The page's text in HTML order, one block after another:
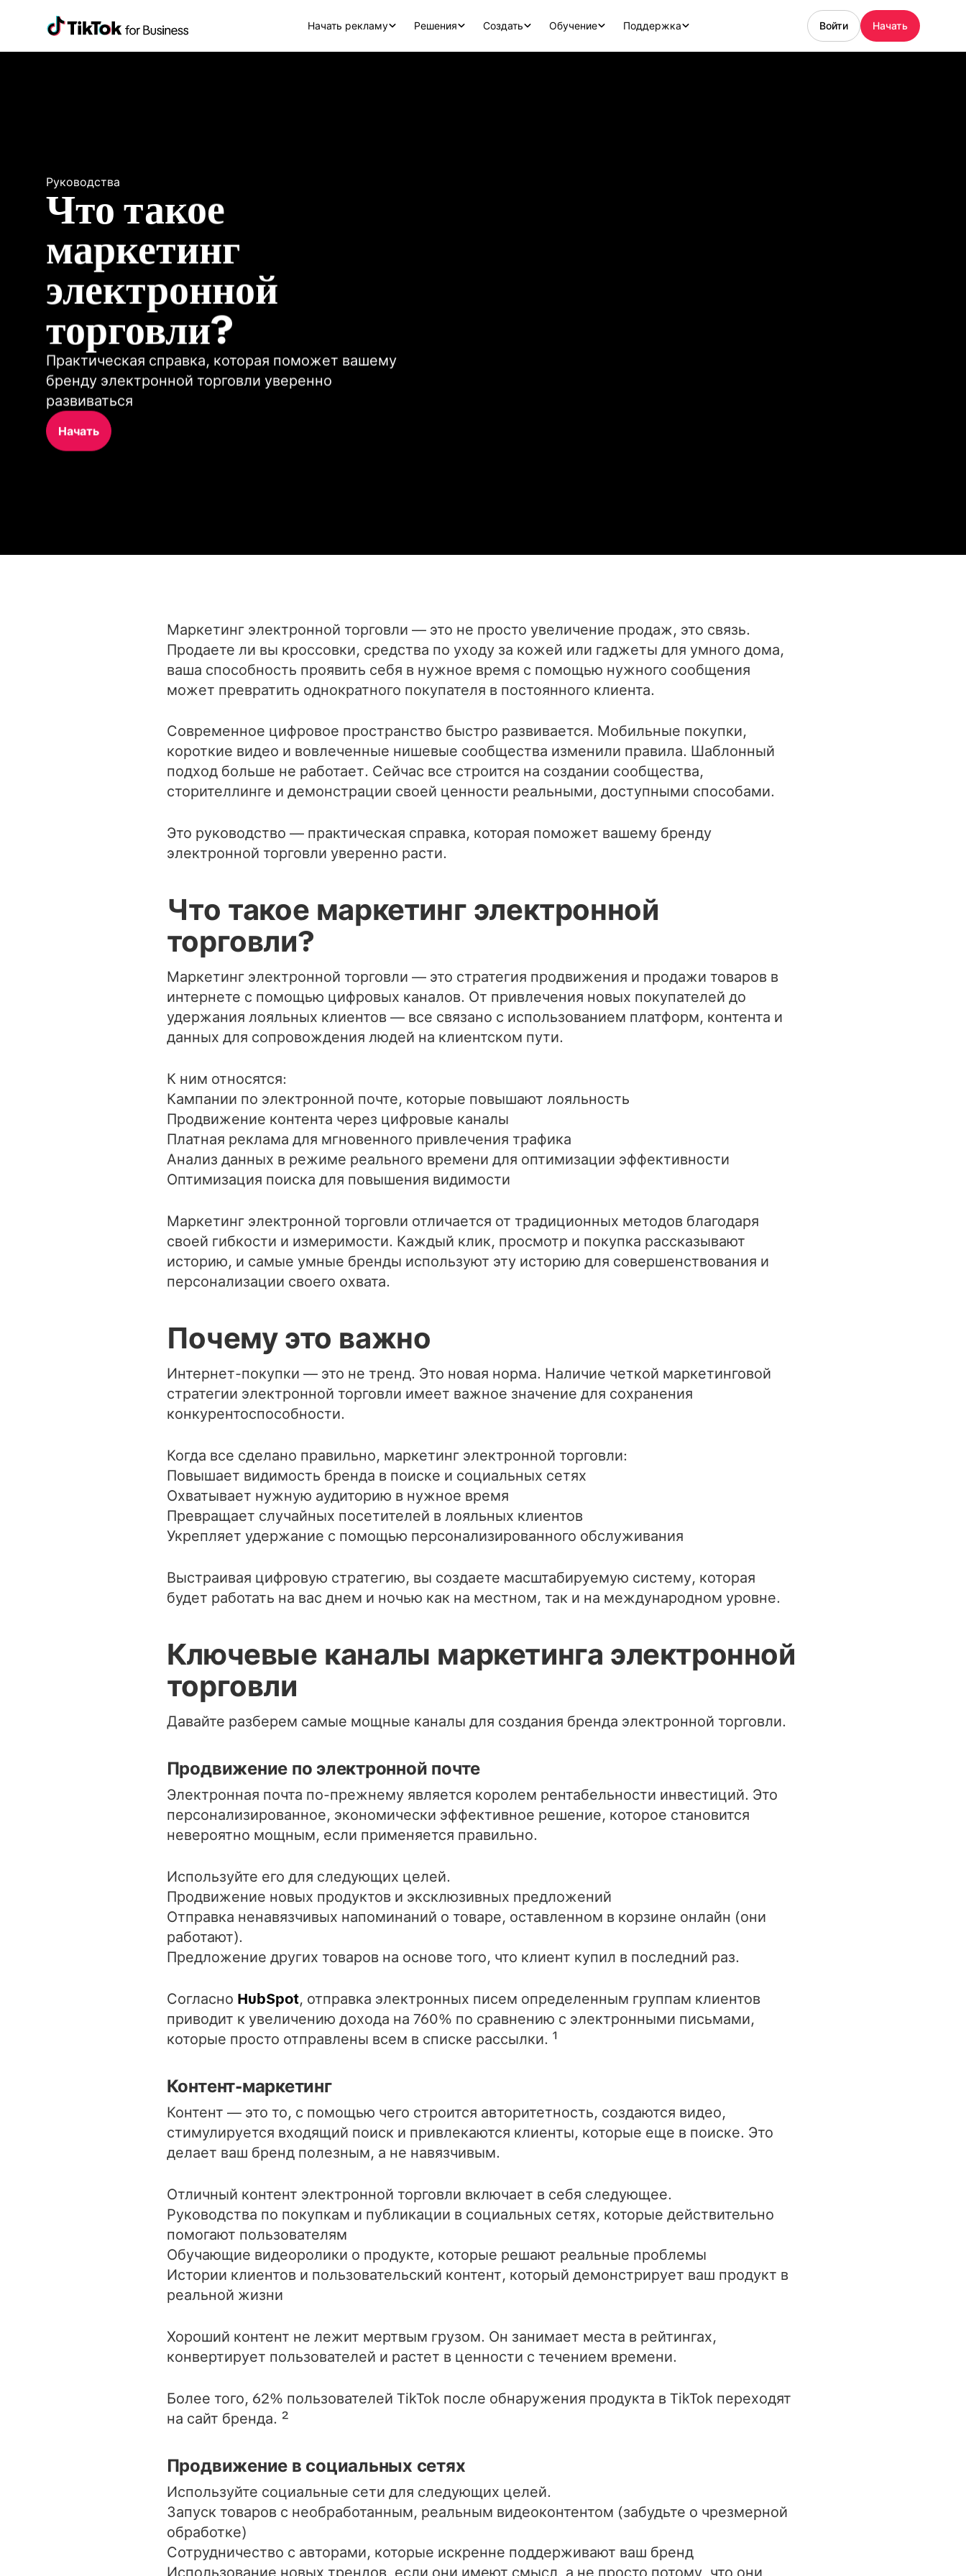
Начать рекламу Решения Создать Обучение Поддержка Войти Начать
Руководства
Что такое
маркетинг
электронной
торговли?
Практическая справка, которая поможет вашему
бренду электронной торговли уверенно
развиваться
Начать
Маркетинг электронной торговли — это не просто увеличение продаж, это связь.
Продаете ли вы кроссовки, средства по уходу за кожей или гаджеты для умного дома,
ваша способность проявить себя в нужное время с помощью нужного сообщения
может превратить однократного покупателя в постоянного клиента.
Современное цифровое пространство быстро развивается. Мобильные покупки,
короткие видео и вовлеченные нишевые сообщества изменили правила. Шаблонный
подход больше не работает. Сейчас все строится на создании сообщества,
сторителлинге и демонстрации своей ценности реальными, доступными способами.
Это руководство — практическая справка, которая поможет вашему бренду
электронной торговли уверенно расти.
Что такое маркетинг электронной
торговли?
Маркетинг электронной торговли — это стратегия продвижения и продажи товаров в
интернете с помощью цифровых каналов. От привлечения новых покупателей до
удержания лояльных клиентов — все связано с использованием платформ, контента и
данных для сопровождения людей на клиентском пути.
К ним относятся:
Кампании по электронной почте, которые повышают лояльность
Продвижение контента через цифровые каналы
Платная реклама для мгновенного привлечения трафика
Анализ данных в режиме реального времени для оптимизации эффективности
Оптимизация поиска для повышения видимости
Маркетинг электронной торговли отличается от традиционных методов благодаря
своей гибкости и измеримости. Каждый клик, просмотр и покупка рассказывают
историю, и самые умные бренды используют эту историю для совершенствования и
персонализации своего охвата.
Почему это важно
Интернет-покупки — это не тренд. Это новая норма. Наличие четкой маркетинговой
стратегии электронной торговли имеет важное значение для сохранения
конкурентоспособности.
Когда все сделано правильно, маркетинг электронной торговли:
Повышает видимость бренда в поиске и социальных сетях
Охватывает нужную аудиторию в нужное время
Превращает случайных посетителей в лояльных клиентов
Укрепляет удержание с помощью персонализированного обслуживания
Выстраивая цифровую стратегию, вы создаете масштабируемую систему, которая
будет работать на вас днем и ночью как на местном, так и на международном уровне.
Ключевые каналы маркетинга электронной
торговли
Давайте разберем самые мощные каналы для создания бренда электронной торговли.
Продвижение по электронной почте
Электронная почта по-прежнему является королем рентабельности инвестиций. Это
персонализированное, экономически эффективное решение, которое становится
невероятно мощным, если применяется правильно.
Используйте его для следующих целей.
Продвижение новых продуктов и эксклюзивных предложений
Отправка ненавязчивых напоминаний о товаре, оставленном в корзине онлайн (они
работают).
Предложение других товаров на основе того, что клиент купил в последний раз.
Согласно HubSpot, отправка электронных писем определенным группам клиентов
приводит к увеличению дохода на 760% по сравнению с электронными письмами,
которые просто отправлены всем в списке рассылки. ¹
Контент-маркетинг
Контент — это то, с помощью чего строится авторитетность, создаются видео,
стимулируется входящий поиск и привлекаются клиенты, которые еще в поиске. Это
делает ваш бренд полезным, а не навязчивым.
Отличный контент электронной торговли включает в себя следующее.
Руководства по покупкам и публикации в социальных сетях, которые действительно
помогают пользователям
Обучающие видеоролики о продукте, которые решают реальные проблемы
Истории клиентов и пользовательский контент, который демонстрирует ваш продукт в
реальной жизни
Хороший контент не лежит мертвым грузом. Он занимает места в рейтингах,
конвертирует пользователей и растет в ценности с течением времени.
Более того, 62% пользователей TikTok после обнаружения продукта в TikTok переходят
на сайт бренда. ²
Продвижение в социальных сетях
Используйте социальные сети для следующих целей.
Запуск товаров с необработанным, реальным видеоконтентом (забудьте о чрезмерной
обработке)
Сотрудничество с авторами, которые искренне поддерживают ваш бренд
Использование новых трендов, если они имеют смысл, а не просто потому, что они